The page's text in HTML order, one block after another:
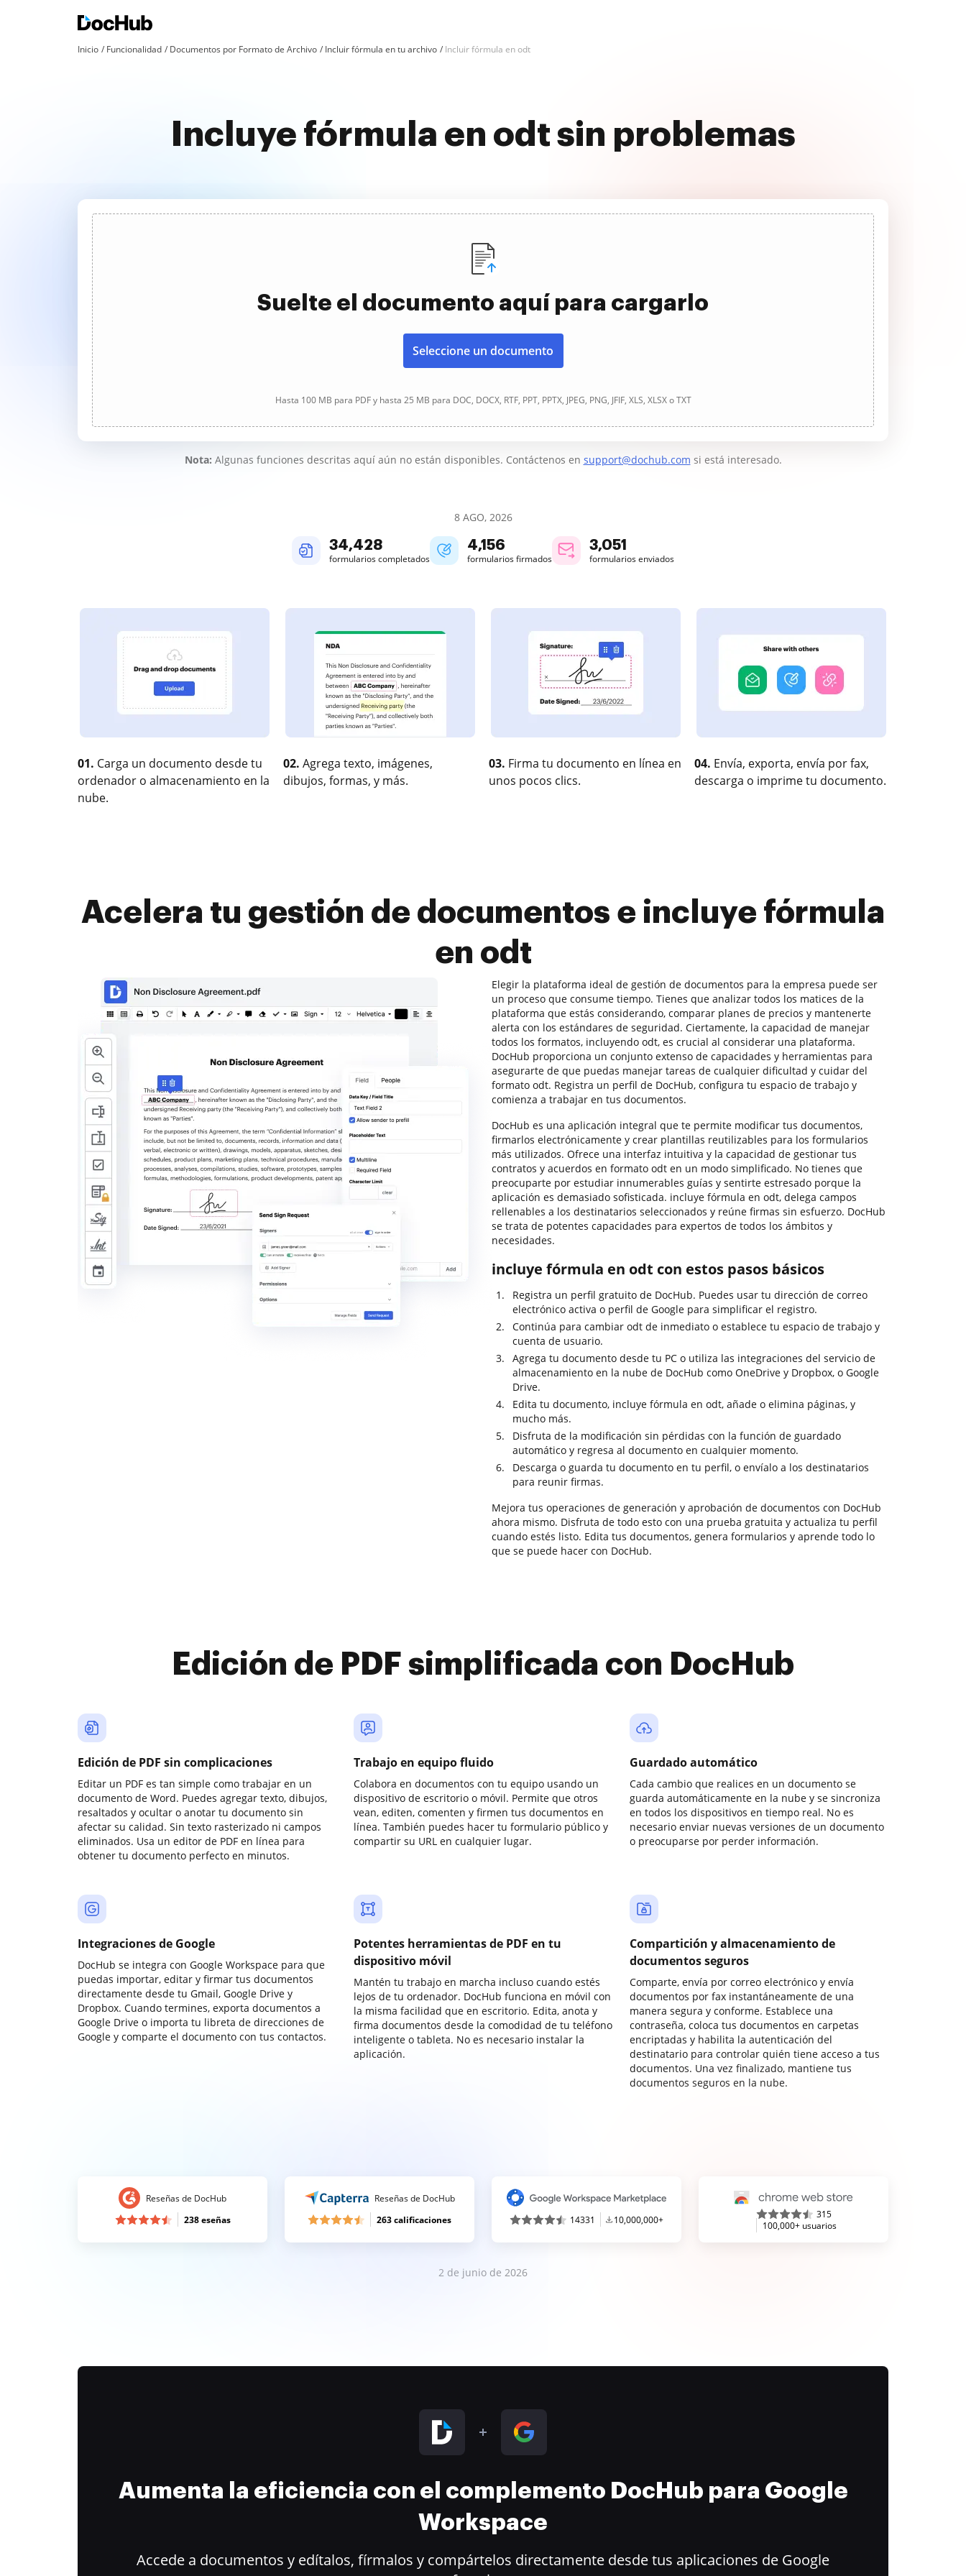
Inicio Funcionalidad Documentos por Formato de Archivo Incluir fórmula en tu archivo Incluir fórmula en odt
Incluye fórmula en odt sin problemas
Suelte el documento aquí para cargarlo
Seleccione un documento
Hasta 100 MB para PDF y hasta 25 MB para DOC, DOCX, RTF, PPT, PPTX, JPEG, PNG, JFIF, XLS, XLSX o TXT
Nota: Algunas funciones descritas aquí aún no están disponibles. Contáctenos en support@dochub.com si está interesado.
8 AGO, 2026
34,428
formularios completados
4,156
formularios firmados
3,051
formularios enviados
01. Carga un documento desde tu
ordenador o almacenamiento en la
nube.
02. Agrega texto, imágenes,
dibujos, formas, y más.
03. Firma tu documento en línea en
unos pocos clics.
04. Envía, exporta, envía por fax,
descarga o imprime tu documento.
Acelera tu gestión de documentos e incluye fórmula
en odt
Elegir la plataforma ideal de gestión de documentos para la empresa puede ser
un proceso que consume tiempo. Tienes que analizar todos los matices de la
plataforma que estás considerando, comparar planes de precios y mantenerte
alerta con los estándares de seguridad. Ciertamente, la capacidad de manejar
todos los formatos, incluyendo odt, es crucial al considerar una plataforma.
DocHub proporciona un conjunto extenso de capacidades y herramientas para
asegurarte de que puedas manejar tareas de cualquier dificultad y cuidar del
formato odt. Registra un perfil de DocHub, configura tu espacio de trabajo y
comienza a trabajar en tus documentos.
DocHub es una aplicación integral que te permite modificar tus documentos,
firmarlos electrónicamente y crear plantillas reutilizables para los formularios
más utilizados. Ofrece una interfaz intuitiva y la capacidad de gestionar tus
contratos y acuerdos en formato odt en un modo simplificado. No tienes que
preocuparte por estudiar innumerables guías y sentirte estresado porque la
aplicación es demasiado sofisticada. incluye fórmula en odt, delega campos
rellenables a los destinatarios seleccionados y reúne firmas sin esfuerzo. DocHub
se trata de potentes capacidades para expertos de todos los ámbitos y
necesidades.
incluye fórmula en odt con estos pasos básicos
Registra un perfil gratuito de DocHub. Puedes usar tu dirección de correo
electrónico activa o perfil de Google para simplificar el registro.
Continúa para cambiar odt de inmediato o establece tu espacio de trabajo y
cuenta de usuario.
Agrega tu documento desde tu PC o utiliza las integraciones del servicio de
almacenamiento en la nube de DocHub como OneDrive y Dropbox, o Google
Drive.
Edita tu documento, incluye fórmula en odt, añade o elimina páginas, y
mucho más.
Disfruta de la modificación sin pérdidas con la función de guardado
automático y regresa al documento en cualquier momento.
Descarga o guarda tu documento en tu perfil, o envíalo a los destinatarios
para reunir firmas.
Mejora tus operaciones de generación y aprobación de documentos con DocHub
ahora mismo. Disfruta de todo esto con una prueba gratuita y actualiza tu perfil
cuando estés listo. Edita tus documentos, genera formularios y aprende todo lo
que se puede hacer con DocHub.
Edición de PDF simplificada con DocHub
Edición de PDF sin complicaciones
Editar un PDF es tan simple como trabajar en un
documento de Word. Puedes agregar texto, dibujos,
resaltados y ocultar o anotar tu documento sin
afectar su calidad. Sin texto rasterizado ni campos
eliminados. Usa un editor de PDF en línea para
obtener tu documento perfecto en minutos.
Trabajo en equipo fluido
Colabora en documentos con tu equipo usando un
dispositivo de escritorio o móvil. Permite que otros
vean, editen, comenten y firmen tus documentos en
línea. También puedes hacer tu formulario público y
compartir su URL en cualquier lugar.
Guardado automático
Cada cambio que realices en un documento se
guarda automáticamente en la nube y se sincroniza
en todos los dispositivos en tiempo real. No es
necesario enviar nuevas versiones de un documento
o preocuparse por perder información.
Integraciones de Google
DocHub se integra con Google Workspace para que
puedas importar, editar y firmar tus documentos
directamente desde tu Gmail, Google Drive y
Dropbox. Cuando termines, exporta documentos a
Google Drive o importa tu libreta de direcciones de
Google y comparte el documento con tus contactos.
Potentes herramientas de PDF en tu
dispositivo móvil
Mantén tu trabajo en marcha incluso cuando estés
lejos de tu ordenador. DocHub funciona en móvil con
la misma facilidad que en escritorio. Edita, anota y
firma documentos desde la comodidad de tu teléfono
inteligente o tableta. No es necesario instalar la
aplicación.
Compartición y almacenamiento de
documentos seguros
Comparte, envía por correo electrónico y envía
documentos por fax instantáneamente de una
manera segura y conforme. Establece una
contraseña, coloca tus documentos en carpetas
encriptadas y habilita la autenticación del
destinatario para controlar quién tiene acceso a tus
documentos. Una vez finalizado, mantiene tus
documentos seguros en la nube.
Reseñas de DocHub
238 eseñas
Reseñas de DocHub
263 calificaciones
14331 10,000,000+
315
100,000+ usuarios
2 de junio de 2026
Aumenta la eficiencia con el complemento DocHub para Google
Workspace
Accede a documentos y edítalos, fírmalos y compártelos directamente desde tus aplicaciones de Google